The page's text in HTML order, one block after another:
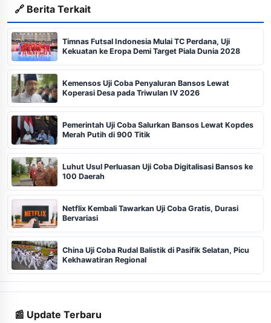
🔗 Berita Terkait
Timnas Futsal Indonesia Mulai TC Perdana, Uji
Kekuatan ke Eropa Demi Target Piala Dunia 2028
Kemensos Uji Coba Penyaluran Bansos Lewat
Koperasi Desa pada Triwulan IV 2026
Pemerintah Uji Coba Salurkan Bansos Lewat Kopdes
Merah Putih di 900 Titik
Luhut Usul Perluasan Uji Coba Digitalisasi Bansos ke
100 Daerah
Netflix Kembali Tawarkan Uji Coba Gratis, Durasi
Bervariasi
China Uji Coba Rudal Balistik di Pasifik Selatan, Picu
Kekhawatiran Regional
📰 Update Terbaru